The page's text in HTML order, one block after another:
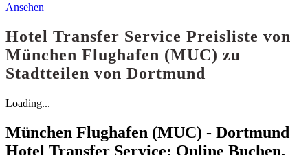
Ansehen
Hotel Transfer Service Preisliste von
München Flughafen (MUC) zu
Stadtteilen von Dortmund
Loading...
München Flughafen (MUC) - Dortmund
Hotel Transfer Service: Online Buchen,